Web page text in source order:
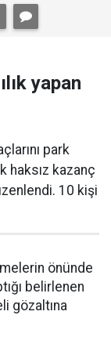
yapan
park
haksız kazanç
10 kişi
önünde
belirlenen
gözaltına